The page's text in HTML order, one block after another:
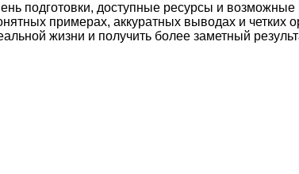
подготовки, доступные ресурсы и возможные
примерах, аккуратных выводах и четких
жизни и получить более заметный